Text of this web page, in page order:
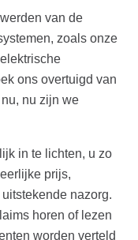
van de
zoals onze
ons overtuigd van
nu zijn we
in te lichten, u zo
prijs,
nazorg.
horen of lezen
worden verteld